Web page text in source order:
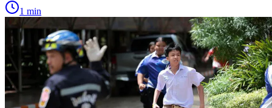
1 min